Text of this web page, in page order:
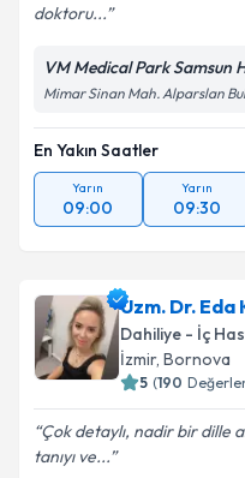
doktoru...
VM Medical Park Samsun
Mimar Sinan Mah. Alparslan
En Yakın Saatler
Yarın
09:00
Yarın
09:30
Uzm. Dr. Eda
Dahiliye - İç
İzmir, Bornova
5 (190
Çok detaylı, nadir bir dille
tanıyı ve...